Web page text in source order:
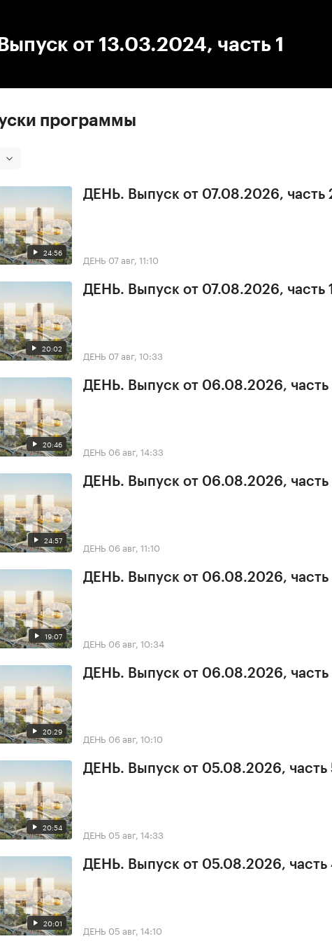
от 13.03.2024, часть 1
программы
24:56
ДЕНЬ. Выпуск от 07.08.2026, часть
ДЕНЬ 07 авг, 11:10
20:02
ДЕНЬ. Выпуск от 07.08.2026, часть 1
ДЕНЬ 07 авг, 10:33
20:46
ДЕНЬ. Выпуск от 06.08.2026, часть
ДЕНЬ 06 авг, 14:33
24:57
ДЕНЬ. Выпуск от 06.08.2026, часть
ДЕНЬ 06 авг, 11:10
19:07
ДЕНЬ. Выпуск от 06.08.2026, часть
ДЕНЬ 06 авг, 10:34
20:29
ДЕНЬ. Выпуск от 06.08.2026, часть
ДЕНЬ 06 авг, 10:10
20:54
ДЕНЬ. Выпуск от 05.08.2026, часть
ДЕНЬ 05 авг, 14:33
20:01
ДЕНЬ. Выпуск от 05.08.2026, часть
ДЕНЬ 05 авг, 14:10